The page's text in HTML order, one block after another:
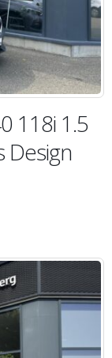
118i 1.5
Design